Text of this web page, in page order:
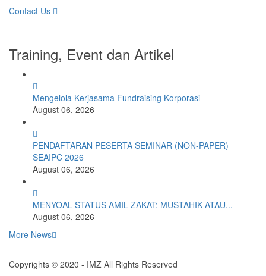
Contact Us
Training, Event dan Artikel
Mengelola Kerjasama Fundraising Korporasi
August 06, 2026
PENDAFTARAN PESERTA SEMINAR (NON-PAPER)
SEAIPC 2026
August 06, 2026
MENYOAL STATUS AMIL ZAKAT: MUSTAHIK ATAU...
August 06, 2026
More News
Copyrights © 2020 - IMZ All Rights Reserved